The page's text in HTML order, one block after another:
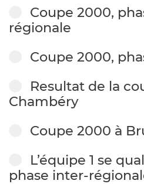
Coupe 2000,
régionale
Coupe 2000,
Resultat de la
Chambéry
Coupe 2000 à
L’équipe 1 se
phase inter-